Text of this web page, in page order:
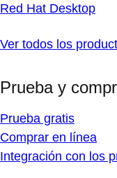
Red Hat Desktop
Ver todos los
Prueba y
Prueba gratis
Comprar en línea
Integración con los